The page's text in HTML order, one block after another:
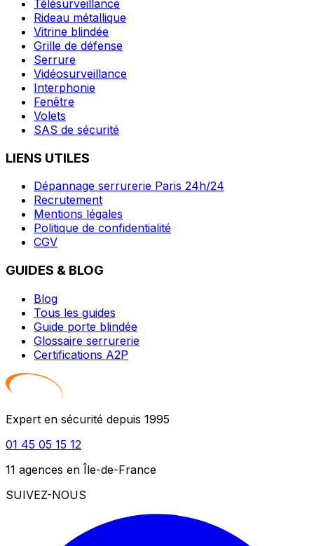
Télésurveillance
Rideau métallique
Vitrine blindée
Grille de défense
Serrure
Vidéosurveillance
Interphonie
Fenêtre
Volets
SAS de sécurité
LIENS UTILES
Dépannage serrurerie Paris 24h/24
Recrutement
Mentions légales
Politique de confidentialité
CGV
GUIDES & BLOG
Blog
Tous les guides
Guide porte blindée
Glossaire serrurerie
Certifications A2P
Expert en sécurité depuis 1995
01 45 05 15 12
11 agences en Île-de-France
SUIVEZ-NOUS